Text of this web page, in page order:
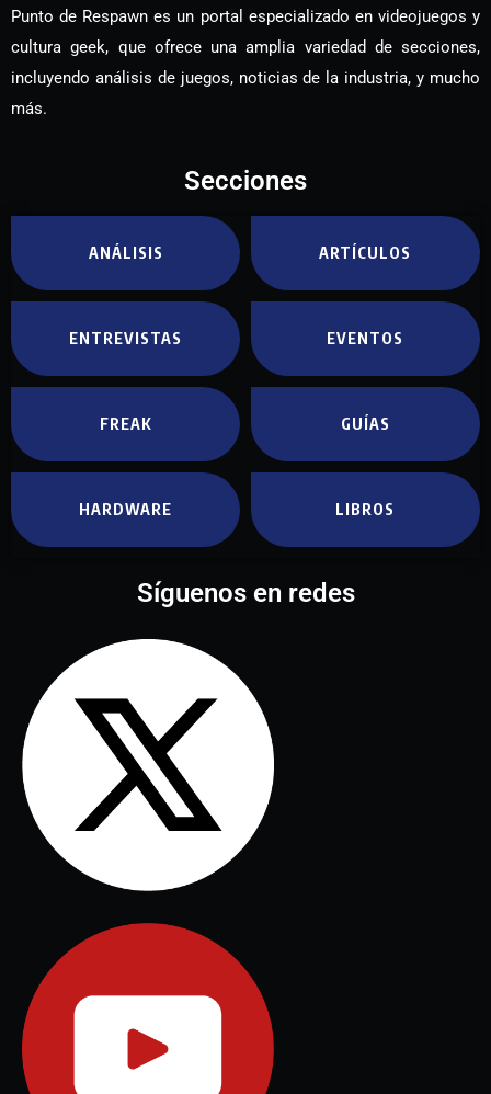
Punto de Respawn es un portal especializado en videojuegos y
cultura geek, que ofrece una amplia variedad de secciones,
incluyendo análisis de juegos, noticias de la industria, y mucho
más.
Secciones
ANÁLISIS ARTÍCULOS
ENTREVISTAS EVENTOS
FREAK GUÍAS
HARDWARE LIBROS
Síguenos en redes